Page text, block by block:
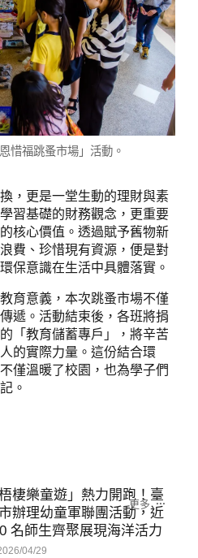
惜福跳蚤市場」活動。
，更是一堂生動的理財與素
習基礎的財務觀念，更重要
核心價值。透過賦予舊物新
費、珍惜現有資源，便是對
保意識在生活中具體落實。
育意義，本次跳蚤市場不僅
遞。活動結束後，各班將捐
「教育儲蓄專戶」，將辛苦
的實際力量。這份結合環
僅溫暖了校園，也為學子們
。
更多
梧棲樂童遊」熱力開跑！臺
辦理幼童軍聯團活動，近
名師生齊聚展現海洋活力
04/29